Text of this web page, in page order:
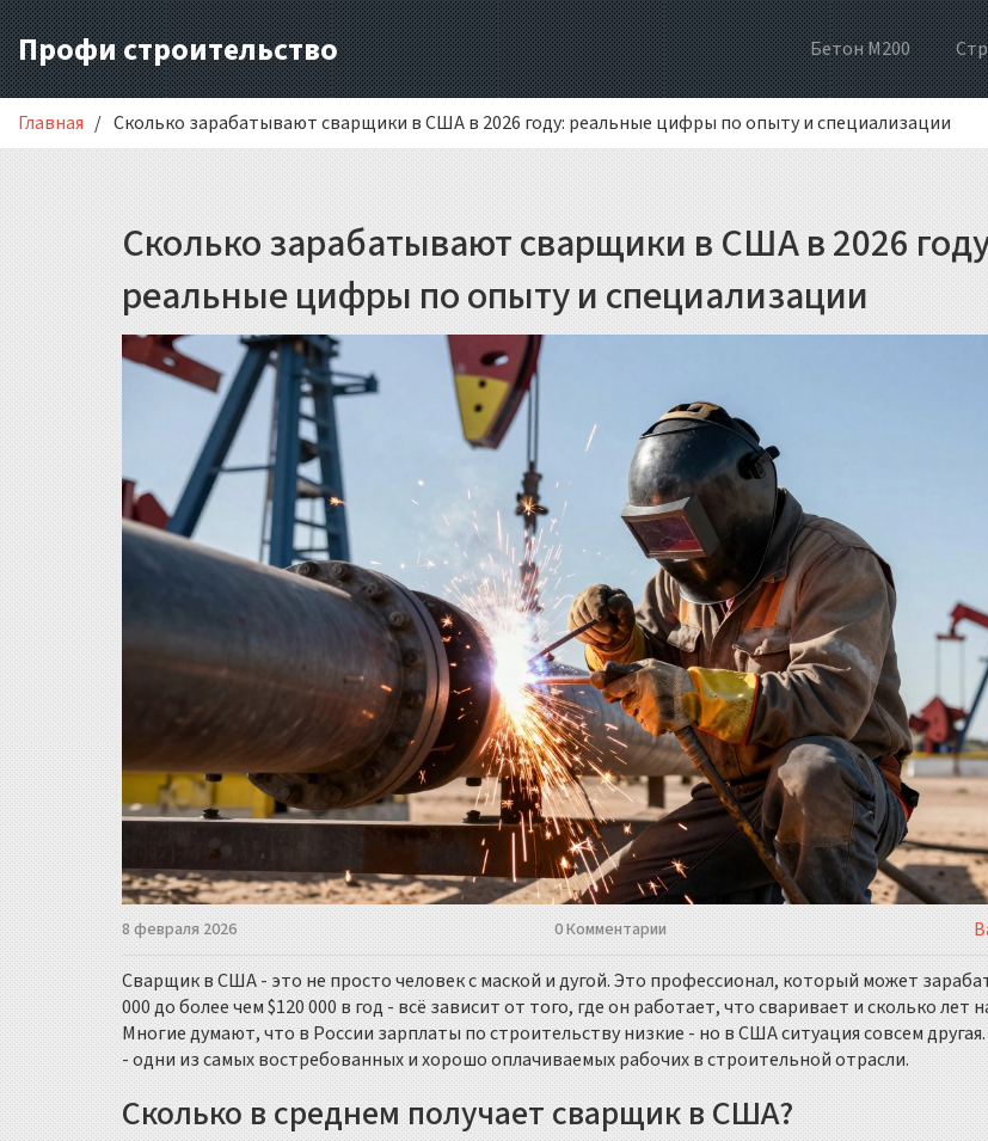
Профи строительство Бетон М200
Главная Сколько зарабатывают сварщики в США в 2026 году: реальные цифры по опыту и специализации
Сколько зарабатывают сварщики в США в 2026
реальные цифры по опыту и специализации
8 февраля 2026 0 Комментарии
Сварщик в США - это не просто человек с маской и дугой. Это профессионал, который может
000 до более чем $120 000 в год - всё зависит от того, где он работает, что сваривает и сколько лет
Многие думают, что в России зарплаты по строительству низкие - но в США ситуация совсем
- одни из самых востребованных и хорошо оплачиваемых рабочих в строительной отрасли.
Сколько в среднем получает сварщик в США?